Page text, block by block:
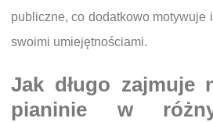
publiczne, co dodatkowo motywuje
swoimi umiejętnościami.
Jak długo zajmuje
pianinie w